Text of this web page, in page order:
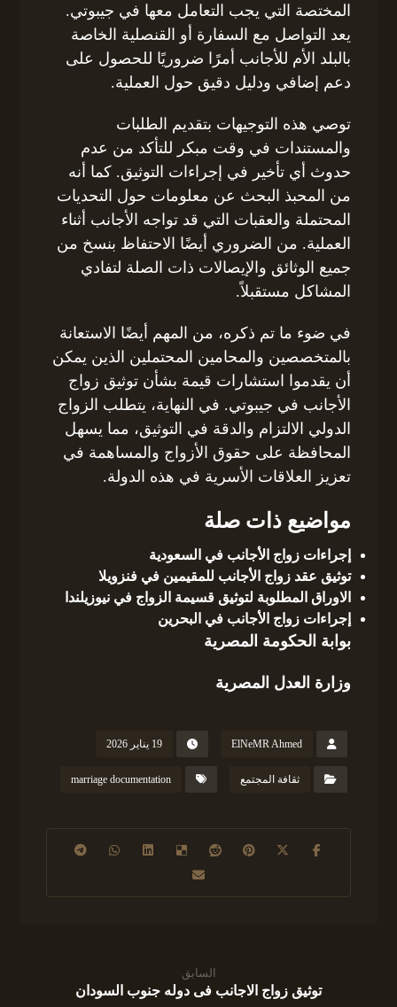
المختصة التي يجب التعامل معها في جيبوتي.
يعد التواصل مع السفارة أو القنصلية الخاصة
بالبلد الأم للأجانب أمرًا ضروريًا للحصول على
دعم إضافي ودليل دقيق حول العملية.
توصي هذه التوجيهات بتقديم الطلبات
والمستندات في وقت مبكر للتأكد من عدم
حدوث أي تأخير في إجراءات التوثيق. كما أنه
من المحبذ البحث عن معلومات حول التحديات
المحتملة والعقبات التي قد تواجه الأجانب أثناء
العملية. من الضروري أيضًا الاحتفاظ بنسخ من
جميع الوثائق والإيصالات ذات الصلة لتفادي
المشاكل مستقبلاً.
في ضوء ما تم ذكره، من المهم أيضًا الاستعانة
بالمتخصصين والمحامين المحتملين الذين يمكن
أن يقدموا استشارات قيمة بشأن توثيق زواج
الأجانب في جيبوتي. في النهاية، يتطلب الزواج
الدولي الالتزام والدقة في التوثيق، مما يسهل
المحافظة على حقوق الأزواج والمساهمة في
تعزيز العلاقات الأسرية في هذه الدولة.
مواضيع ذات صلة
إجراءات زواج الأجانب في السعودية
توثيق عقد زواج الأجانب للمقيمين في فنزويلا
الاوراق المطلوبة لتوثيق قسيمة الزواج في نيوزيلندا
إجراءات زواج الأجانب في البحرين
بوابة الحكومة المصرية
وزارة العدل المصرية
ElNeMR Ahmed 19 يناير 2026
ثقافة المجتمع marriage documentation
السابق
توثيق زواج الاجانب فى دوله جنوب السودان